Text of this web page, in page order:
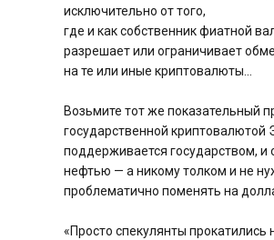
исключительно от того,
где и как собственник фиатной
разрешает или ограничивает
на те или иные криптовалюты…
Возьмите тот же показательный
государственной криптовалютой
поддерживается государством, и
нефтью — а никому толком и не
проблематично поменять на
«Просто спекулянты прокатились